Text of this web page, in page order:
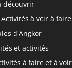
découvrir
à voir à faire
d'Angkor
et activités
à faire et à voir